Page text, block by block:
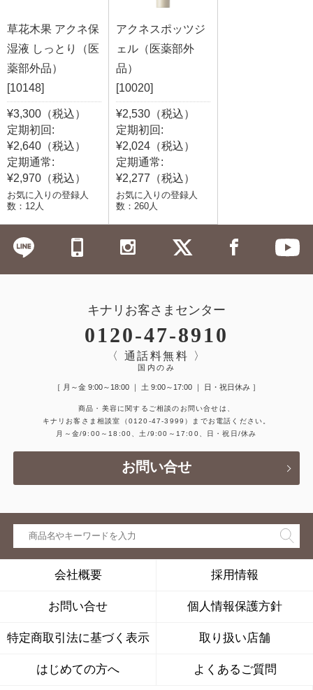
草花木果 アクネ保
湿液 しっとり（医
薬部外品）
[10148]
¥3,300（税込）
定期初回:
¥2,640（税込）
定期通常:
¥2,970（税込）
お気に入りの登録人
数：12人
アクネスポッツジ
ェル（医薬部外
品）
[10020]
¥2,530（税込）
定期初回:
¥2,024（税込）
定期通常:
¥2,277（税込）
お気に入りの登録人
数：260人
キナリお客さまセンター
0120-47-8910
〈 通話料無料 〉
国内のみ
［ 月～金 9:00～18:00 ｜ 土 9:00～17:00 ｜ 日・祝日休み ］
商品・美容に関するご相談のお問い合せは、
キナリお客さま相談室
（0120-47-3999）
までお電話ください。
月～金/9:00～18:00、土/9:00～17:00、日・祝日/休み
お問い合せ
会社概要 採用情報
お問い合せ 個人情報保護方針
特定商取引法に基づく表示 取り扱い店舗
はじめての方へ よくあるご質問